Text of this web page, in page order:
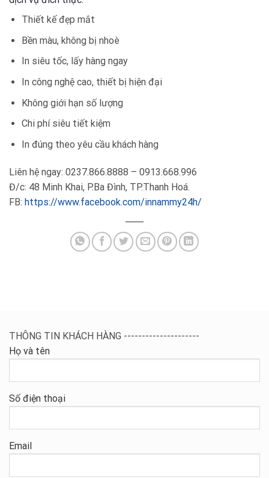
Thiết kế đẹp mắt
Bền màu, không bị nhoè
In siêu tốc, lấy hàng ngay
In công nghệ cao, thiết bị hiện đại
Không giới hạn số lượng
Chi phí siêu tiết kiệm
In đúng theo yêu cầu khách hàng
Liên hệ ngay: 0237.866.8888 – 0913.668.996
Đ/c: 48 Minh Khai, P.Ba Đình, TP.Thanh Hoá.
FB: https://www.facebook.com/innammy24h/
THÔNG TIN KHÁCH HÀNG ---------------------
Họ và tên
Số điện thoại
Email